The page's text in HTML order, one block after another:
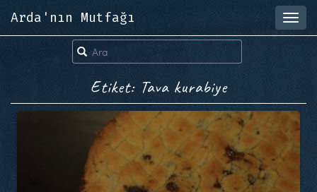
Arda'nın Mutfağı
Etiket: Tava kurabiye